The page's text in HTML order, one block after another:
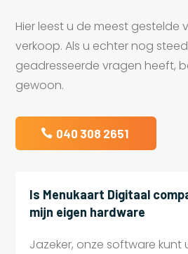
Hier leest u de meest gestelde
verkoop. Als u echter nog
geadresseerde vragen heeft,
gewoon.
040 308 2651
Is Menukaart Digitaal
mijn eigen hardware
Jazeker, onze software kunt